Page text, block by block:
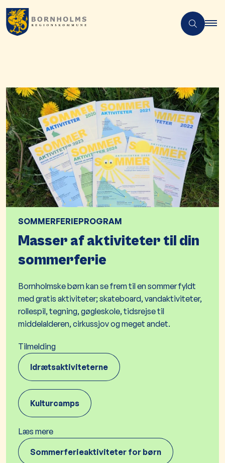
SOMMERFERIEPROGRAM
Masser af aktiviteter til din
sommerferie
Bornholmske børn kan se frem til en sommer fyldt
med gratis aktiviteter; skateboard, vandaktiviteter,
rollespil, tegning, gøgleskole, tidsrejse til
middelalderen, cirkussjov og meget andet.
Tilmelding
Idrætsaktiviteterne
Kulturcamps
Læs mere
Sommerferieaktiviteter for børn